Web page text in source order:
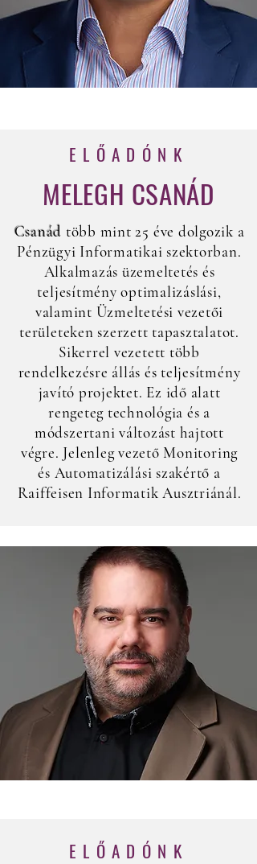
ELŐADÓNK
MELEGH CSANÁD
Csanád több mint 25 éve dolgozik a
Pénzügyi Informatikai szektorban.
Alkalmazás üzemeltetés és
teljesítmény optimalizáslási,
valamint Üzmeltetési vezetői
területeken szerzett tapasztalatot.
Sikerrel vezetett több
rendelkezésre állás és teljesítmény
javító projektet. Ez idő alatt
rengeteg technológia és a
módszertani változást hajtott
végre. Jelenleg vezető Monitoring
és Automatizálási szakértő a
Raiffeisen Informatik Ausztriánál.
ELŐADÓNK